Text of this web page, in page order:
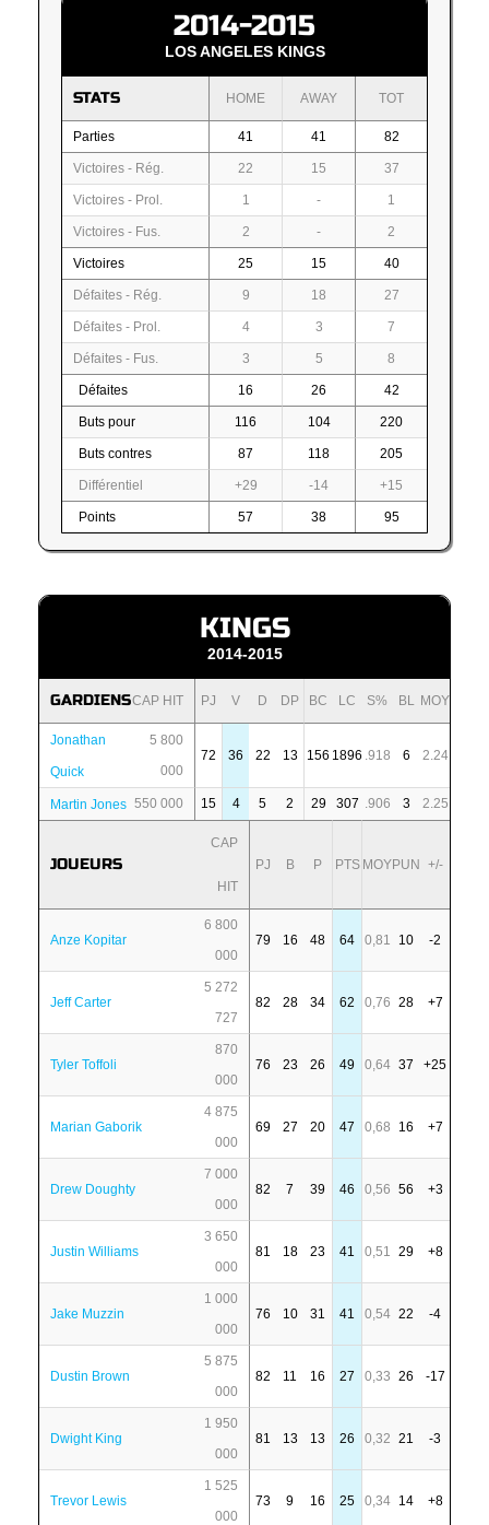
2014-2015
LOS ANGELES KINGS
STATS HOME AWAY TOT
Parties 41 41 82
Victoires - Rég. 22 15 37
Victoires - Prol. 1 - 1
Victoires - Fus. 2 - 2
Victoires 25 15 40
Défaites - Rég. 9 18 27
Défaites - Prol. 4 3 7
Défaites - Fus. 3 5 8
Défaites 16 26 42
Buts pour 116 104 220
Buts contres 87 118 205
Différentiel +29 -14 +15
Points 57 38 95
KINGS
2014-2015
GARDIENSCAP HIT PJ V D DP BC LC S% BL MOY
Jonathan
Quick
5 800
000
72 36 22 13 156 1896 .918 6 2.24
Martin Jones 550 000 15 4 5 2 29 307 .906 3 2.25
JOUEURS
CAP
HIT
PJ B P PTS MOYPUN +/-
Anze Kopitar
6 800
000
79 16 48 64 0,81 10 -2
Jeff Carter
5 272
727
82 28 34 62 0,76 28 +7
Tyler Toffoli
870
000
76 23 26 49 0,64 37 +25
Marian Gaborik
4 875
000
69 27 20 47 0,68 16 +7
Drew Doughty
7 000
000
82 7 39 46 0,56 56 +3
Justin Williams
3 650
000
81 18 23 41 0,51 29 +8
Jake Muzzin
1 000
000
76 10 31 41 0,54 22 -4
Dustin Brown
5 875
000
82 11 16 27 0,33 26 -17
Dwight King
1 950
000
81 13 13 26 0,32 21 -3
Trevor Lewis
1 525
000
73 9 16 25 0,34 14 +8